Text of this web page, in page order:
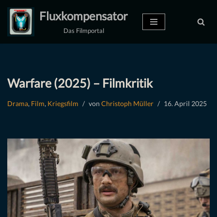
Zum
Inhalt
Fluxkompensator
Das Filmportal
Warfare (2025) – Filmkritik
Drama, Film, Kriegsfilm von Christoph Müller 16. April 2025